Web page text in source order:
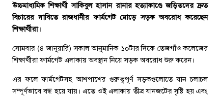
উচ্চমাধ্যমিক শিক্ষার্থী সাকিবুল হাসান রানার হত্যাকাণ্ডে জড়িতদের দ্রুত
বিচারের দাবিতে রাজধানীর ফার্মগেট মোড়ে সড়ক অবরোধ করেছেন
শিক্ষার্থীরা।
সোমবার (৪ জানুয়ারি) সকাল আনুমানিক ১০টার দিকে তেজগাঁও কলেজের
শিক্ষার্থীরা ফার্মগেট এলাকায় অবস্থান নিয়ে সড়ক অবরোধ শুরু করেন।
এর ফলে ফার্মগেটসহ আশপাশের গুরুত্বপূর্ণ সড়কগুলোতে যান চলাচল
সম্পূর্ণভাবে বন্ধ হয়ে যায়। এতে ওই এলাকায় তীব্র যানজটের সৃষ্টি হয় এবং